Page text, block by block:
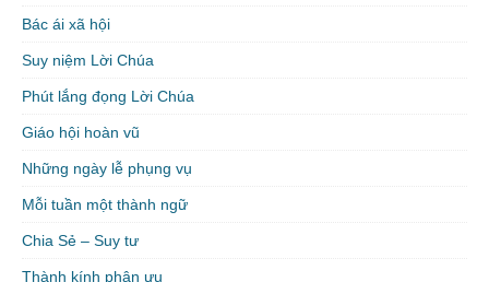
Bác ái xã hội
Suy niệm Lời Chúa
Phút lắng đọng Lời Chúa
Giáo hội hoàn vũ
Những ngày lễ phụng vụ
Mỗi tuần một thành ngữ
Chia Sẻ – Suy tư
Thành kính phân ưu